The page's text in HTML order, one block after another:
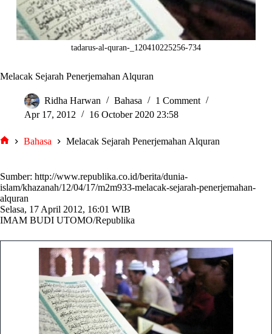
tadarus-al-quran-_120410225256-734
Melacak Sejarah Penerjemahan Alquran
Ridha Harwan Bahasa
1 Comment
Apr 17, 2012
16 October 2020 23:58
Bahasa Melacak Sejarah Penerjemahan Alquran
Sumber: http://www.republika.co.id/berita/dunia-
islam/khazanah/12/04/17/m2m933-melacak-sejarah-penerjemahan-
alquran
Selasa, 17 April 2012, 16:01 WIB
IMAM BUDI UTOMO/Republika